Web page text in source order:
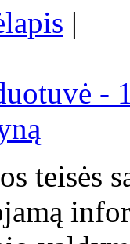
|
-
teisės